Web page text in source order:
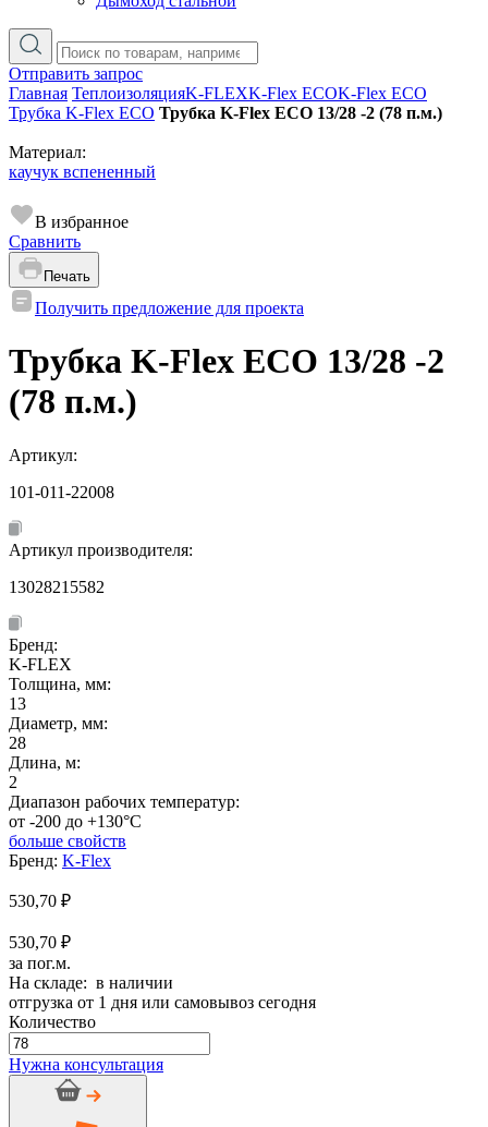
Отправить запрос
Главная ТеплоизоляцияK-FLEXK-Flex ECOK-Flex ECO
Трубка K-Flex ECO Трубка K-Flex ECO 13/28 -2 (78 п.м.)
Материал:
каучук вспененный
В избранное
Сравнить
Печать
Получить предложение для проекта
Трубка K-Flex ECO 13/28 -2
(78 п.м.)
Артикул:
101-011-22008
Артикул производителя:
13028215582
Бренд:
K-FLEX
Толщина, мм:
13
Диаметр, мм:
28
Длина, м:
2
Диапазон рабочих температур:
от -200 до +130°C
больше свойств
Бренд: K-Flex
530,70 ₽
530,70 ₽
за пог.м.
На складе: в наличии
отгрузка от 1 дня или самовывоз сегодня
Количество
Количество
товара
Трубка
Нужна консультация